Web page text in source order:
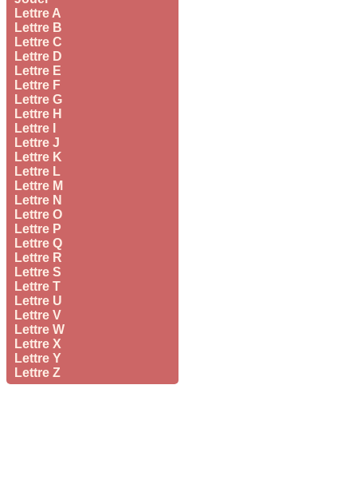
Lettre A
Lettre B
Lettre C
Lettre D
Lettre E
Lettre F
Lettre G
Lettre H
Lettre I
Lettre J
Lettre K
Lettre L
Lettre M
Lettre N
Lettre O
Lettre P
Lettre Q
Lettre R
Lettre S
Lettre T
Lettre U
Lettre V
Lettre W
Lettre X
Lettre Y
Lettre Z